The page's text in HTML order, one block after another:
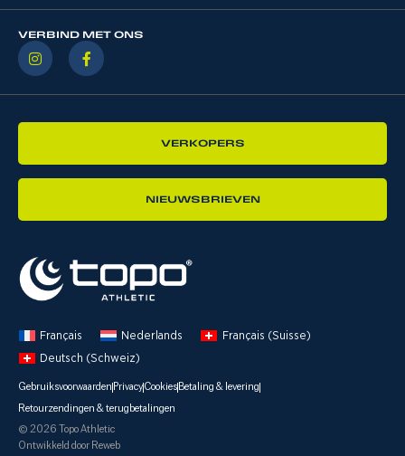
VERBIND MET ONS
VERKOPERS
NIEUWSBRIEVEN
Français Nederlands
Français (Suisse)
Deutsch (Schweiz)
Gebruiksvoorwaarden PrivacyCookiesBetaling & levering
Retourzendingen & terugbetalingen
© 2026 Topo Athletic
Ontwikkeld door Reweb